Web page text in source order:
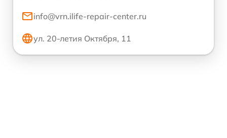
info@vrn.ilife-repair-center.ru
ул. 20-летия Октября, 11